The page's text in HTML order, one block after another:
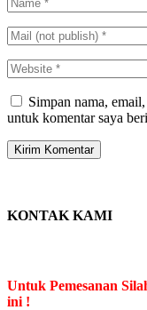
Simpan nama,
untuk komentar saya
KONTAK KAMI
Untuk Pemesanan
ini !